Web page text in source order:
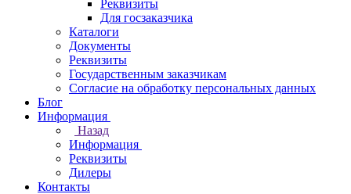
Реквизиты
Для госзаказчика
Каталоги
Документы
Реквизиты
Государственным заказчикам
Согласие на обработку персональных данных
Блог
Информация
Назад
Информация
Реквизиты
Дилеры
Контакты